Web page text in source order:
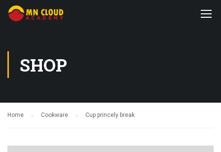
SHOP
Home Cookware Cup princely break